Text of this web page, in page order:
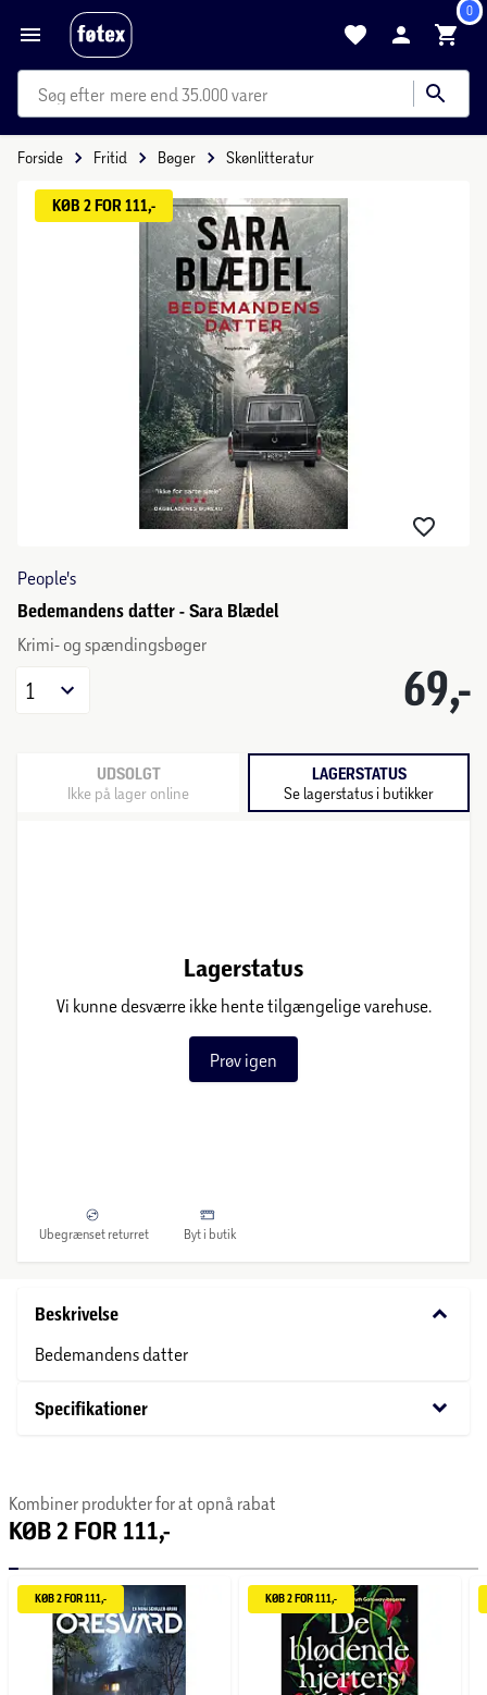
0
mere end 35.000 varer
Forside Fritid Bøger Skønlitteratur
KØB 2 FOR 111,-
People's
Bedemandens datter - Sara Blædel
Krimi- og spændingsbøger
69,-
1
UDSOLGT
Ikke på lager online
LAGERSTATUS
Se lagerstatus i butikker
Lagerstatus
Vi kunne desværre ikke hente tilgængelige varehuse.
Prøv igen
Ubegrænset returret Byt i butik
Beskrivelse keyboard_arrow_down
Bedemandens datter
Specifikationer keyboard_arrow_down
Kombiner produkter for at opnå rabat
KØB 2 FOR 111,-
KØB 2 FOR 111,- KØB 2 FOR 111,-